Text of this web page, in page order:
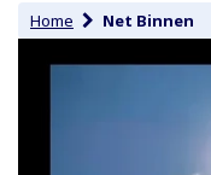
Home Net Binnen